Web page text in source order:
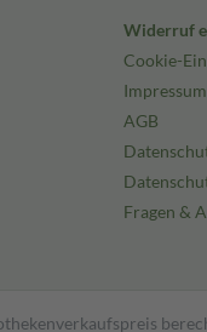
Widerruf
Cookie-
Impressum
AGB
Fragen &